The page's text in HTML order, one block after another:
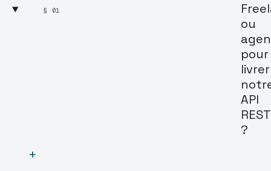
§ 01
ou
pour
livrer
API
REST
?
+